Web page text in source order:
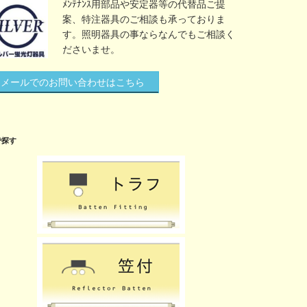
ﾒﾝﾃﾅﾝｽ用部品や安定器等の代替品ご提
案、特注器具のご相談も承っておりま
す。照明器具の事ならなんでもご相談く
ださいませ。
メールでのお問い合わせはこちら
探す